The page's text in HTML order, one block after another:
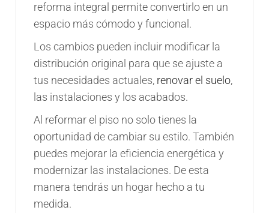
reforma integral permite convertirlo en un
espacio más cómodo y funcional.
Los cambios pueden incluir modificar la
distribución original para que se ajuste a
tus necesidades actuales, renovar el suelo,
las instalaciones y los acabados.
Al reformar el piso no solo tienes la
oportunidad de cambiar su estilo. También
puedes mejorar la eficiencia energética y
modernizar las instalaciones. De esta
manera tendrás un hogar hecho a tu
medida.